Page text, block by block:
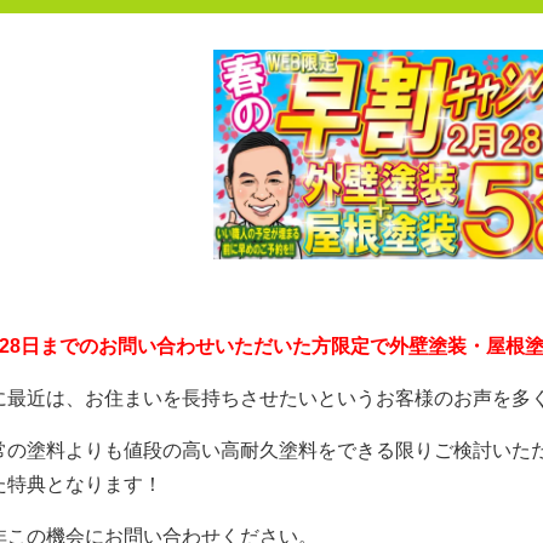
日までのお問い合わせいただいた方限定で外壁塗装・屋根
最近は、お住まいを長持ちさせたいというお客様のお声を多
の塗料よりも値段の高い高耐久塗料をできる限りご検討いた
特典となります！
この機会にお問い合わせください。